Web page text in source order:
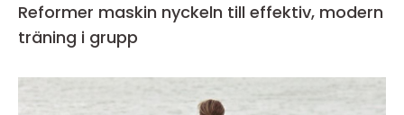
Reformer maskin nyckeln till effektiv, modern
träning i grupp